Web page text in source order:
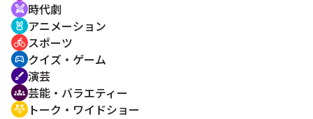
swords 時代劇
cruelty_free アニメーション
directions_bike スポーツ
sports_esports クイズ・ゲーム
brush 演芸
groups 芸能・バラエティー
adaptive_audio_mic トーク・ワイドショー